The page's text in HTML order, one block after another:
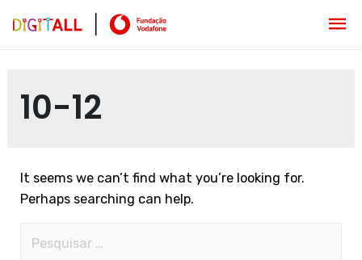
10-12
It seems we can’t find what you’re looking for.
Perhaps searching can help.